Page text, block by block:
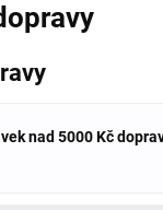
nad 5000 Kč